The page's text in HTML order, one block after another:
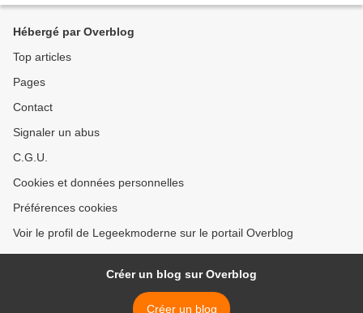
Hébergé par Overblog
Top articles
Pages
Contact
Signaler un abus
C.G.U.
Cookies et données personnelles
Préférences cookies
Voir le profil de Legeekmoderne sur le portail Overblog
Créer un blog sur Overblog
Créer un blog